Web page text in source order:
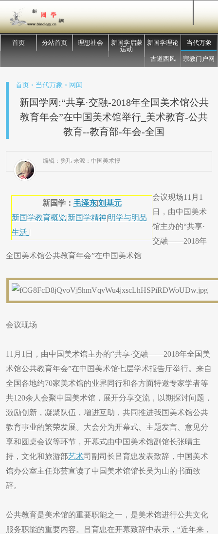
首页 分站首页 理想社会
新国学启蒙
运动
新国学理论 当代万象
古道西风 宗教门户网
首页 > 当代万象 > 网闻
新国学网:“共享·交融-2018年全国美术馆公共
教育年会”在中国美术馆举行_美术教育-公共
教育--教育部-年会-全国
编辑：樊玮 来源：中国美术报
新国学： 毛泽东|刘基元
新国学教育概览|新国学精神|明学与明品
生活 |
会议现场11月1
日，由中国美术
馆主办的“共享·
交融——2018年
全国美术馆公共教育年会”在中国美术馆
会议现场
11月1日，由中国美术馆主办的“共享·交融——2018年全国美
术馆公共教育年会”在中国美术馆七层学术报告厅举行。来自
全国各地约70家美术馆的业界同行和各方面特邀专家学者等
共120余人会聚中国美术馆，展开分享交流，以期探讨问题，
激励创新，凝聚队伍，增进互助，共同推进我国美术馆公共
教育事业的繁荣发展。大会分为开幕式、主题发言、意见分
享和圆桌会议等环节，开幕式由中国美术馆副馆长张晴主
持，文化和旅游部艺术司副司长吕育忠发表致辞，中国美术
馆办公室主任郑芸宣读了中国美术馆馆长吴为山的书面致
辞。
公共教育是美术馆的重要职能之一，是美术馆进行公共文化
服务职能的重要内容。吕育忠在开幕致辞中表示，“近年来，